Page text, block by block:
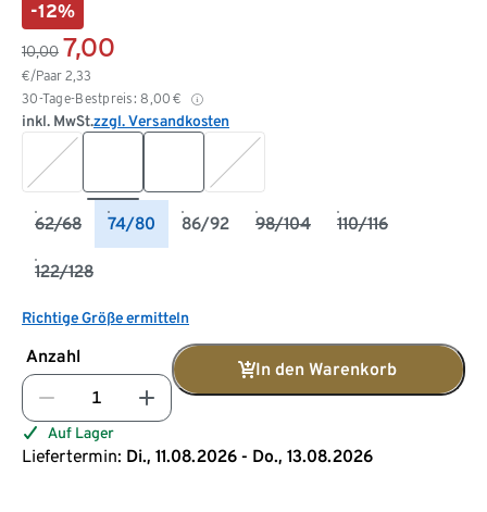
-12%
10,00 7,00
€/Paar 2,33
30-Tage-Bestpreis: 8,00 €
inkl. MwSt.zzgl. Versandkosten
62/68 74/80 86/92 98/104 110/116
122/128
Richtige Größe ermitteln
Anzahl
In den Warenkorb
Auf Lager
Liefertermin: Di., 11.08.2026 - Do., 13.08.2026